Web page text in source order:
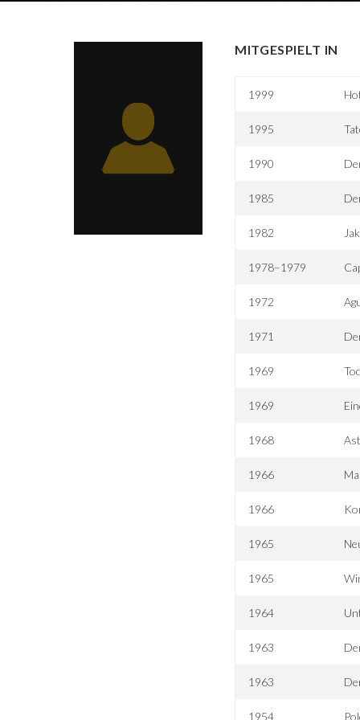
MITGESPIELT IN
1999
1995
1990
1985
1982
1978–1979
1972
1971
1969
1969
1968
1966
1966
1965
1965
1964
1963
1963
1954